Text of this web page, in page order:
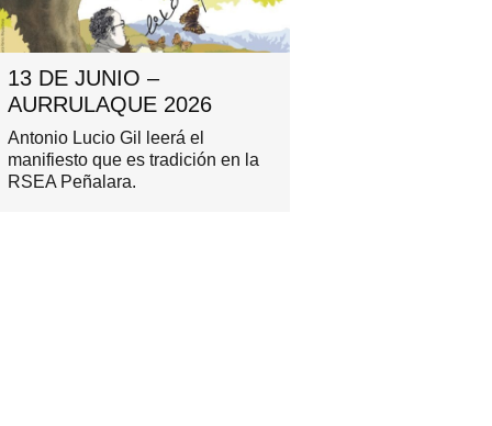
13 DE JUNIO –
AURRULAQUE 2026
Antonio Lucio Gil leerá el
manifiesto que es tradición en la
RSEA Peñalara.